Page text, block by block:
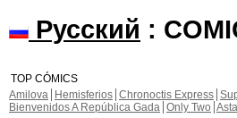
Русский :
TOP CÓMICS
Amilova
Hemisferios Chronoctis Express
Bienvenidos A República Gada Only Two